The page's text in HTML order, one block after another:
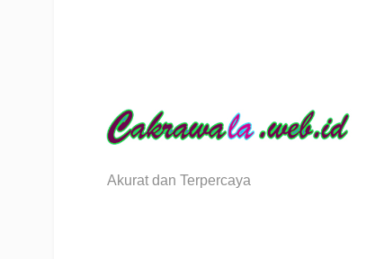
Berita Sulawesi Utara
Akurat dan Terpercaya